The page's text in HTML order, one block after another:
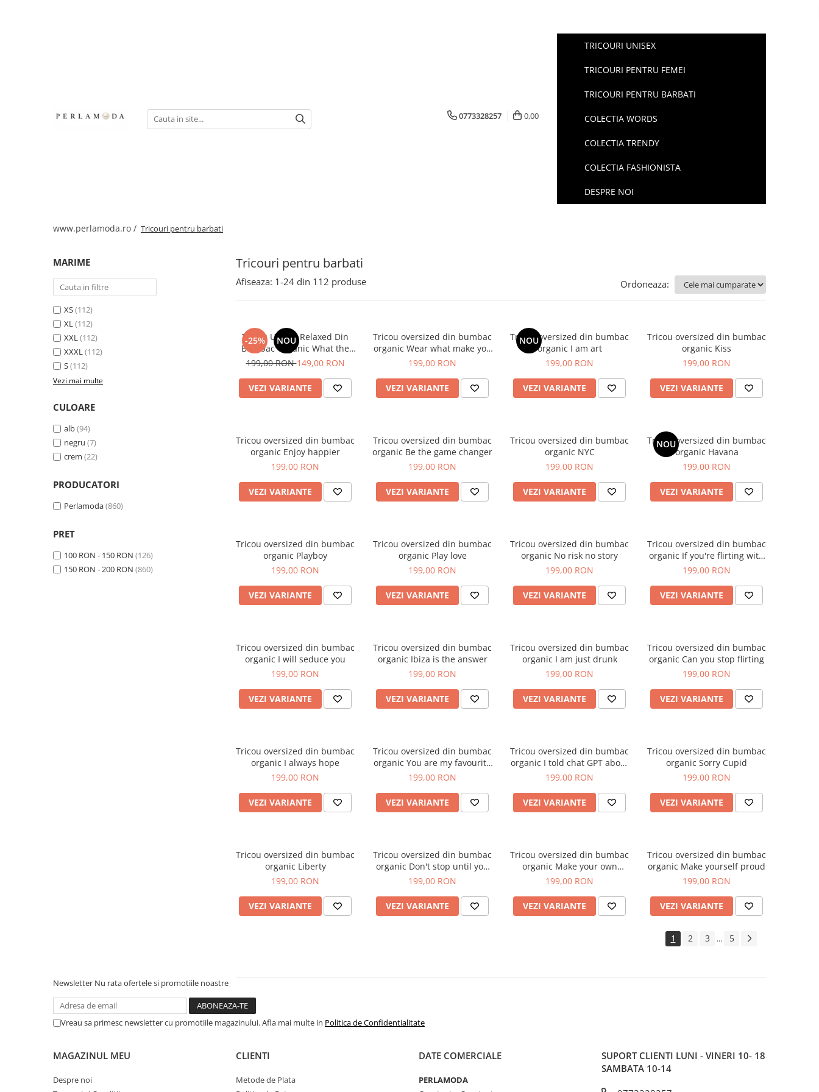
0773328257 0,00
TRICOURI UNISEX
TRICOURI PENTRU FEMEI
TRICOURI PENTRU BARBATI
COLECTIA WORDS
COLECTIA TRENDY
COLECTIA FASHIONISTA
DESPRE NOI
www.perlamoda.ro / Tricouri pentru barbati
Tricouri pentru barbati
MARIME
XS(112)
XL(112)
XXL(112)
XXXL(112)
S(112)
Vezi mai multe
CULOARE
alb(94)
negru (7)
crem (22)
PRODUCATORI
Perlamoda(860)
PRET
100 RON - 150 RON (126)
150 RON - 200 RON (860)
Afiseaza: 1-24 din 112 produse Ordoneaza:
-25% NOU
Tricou Unisex Relaxed Din
Bumbac Organic What the
fuck is matcha
199,00 RON149,00 RON
VEZI VARIANTE
Tricou oversized din bumbac
organic Wear what make you
feel like you
199,00 RON
VEZI VARIANTE
NOU
Tricou oversized din bumbac
organic I am art
199,00 RON
VEZI VARIANTE
Tricou oversized din bumbac
organic Kiss
199,00 RON
VEZI VARIANTE
Tricou oversized din bumbac
organic Enjoy happier
199,00 RON
VEZI VARIANTE
Tricou oversized din bumbac
organic Be the game changer
199,00 RON
VEZI VARIANTE
Tricou oversized din bumbac
organic NYC
199,00 RON
VEZI VARIANTE
NOU
Tricou oversized din bumbac
organic Havana
199,00 RON
VEZI VARIANTE
Tricou oversized din bumbac
organic Playboy
199,00 RON
VEZI VARIANTE
Tricou oversized din bumbac
organic Play love
199,00 RON
VEZI VARIANTE
Tricou oversized din bumbac
organic No risk no story
199,00 RON
VEZI VARIANTE
Tricou oversized din bumbac
organic If you're flirting with
me
199,00 RON
VEZI VARIANTE
Tricou oversized din bumbac
organic I will seduce you
199,00 RON
VEZI VARIANTE
Tricou oversized din bumbac
organic Ibiza is the answer
199,00 RON
VEZI VARIANTE
Tricou oversized din bumbac
organic I am just drunk
199,00 RON
VEZI VARIANTE
Tricou oversized din bumbac
organic Can you stop flirting
199,00 RON
VEZI VARIANTE
Tricou oversized din bumbac
organic I always hope
199,00 RON
VEZI VARIANTE
Tricou oversized din bumbac
organic You are my favourite
notification
199,00 RON
VEZI VARIANTE
Tricou oversized din bumbac
organic I told chat GPT about
you
199,00 RON
VEZI VARIANTE
Tricou oversized din bumbac
organic Sorry Cupid
199,00 RON
VEZI VARIANTE
Tricou oversized din bumbac
organic Liberty
199,00 RON
VEZI VARIANTE
Tricou oversized din bumbac
organic Don't stop until you
are proud
199,00 RON
VEZI VARIANTE
Tricou oversized din bumbac
organic Make your own
revolution
199,00 RON
VEZI VARIANTE
Tricou oversized din bumbac
organic Make yourself proud
199,00 RON
VEZI VARIANTE
1 2 3 ... 5
Newsletter Nu rata ofertele si promotiile noastre
Vreau sa primesc newsletter cu promotiile magazinului. Afla mai multe in Politica de Confidentialitate
MAGAZINUL MEU
Despre noi
CLIENTI
Metode de Plata
DATE COMERCIALE
PERLAMODA
SUPORT CLIENTI LUNI - VINERI 10- 18
SAMBATA 10-14